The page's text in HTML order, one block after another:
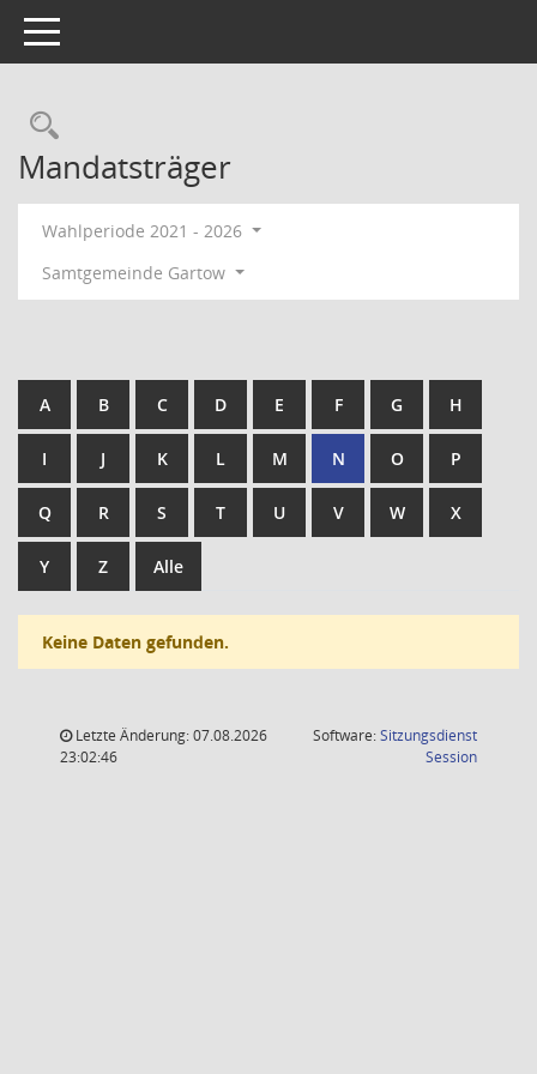
Toggle navigation
Rechercheauswahl
Mandatsträger
Wahlperiode 2021 - 2026
Samtgemeinde Gartow
A B C D E F G H
I J K L M N O P
Q R S T U V W X
Y Z Alle
Keine Daten gefunden.
Letzte Änderung: 07.08.2026
23:02:46
Software:Sitzungsdienst
Session(Wird in